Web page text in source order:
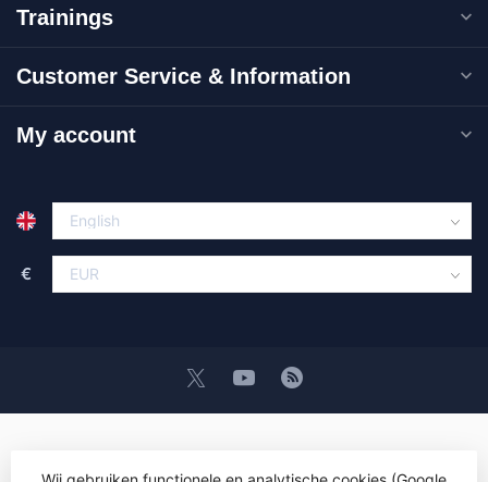
Trainings
Customer Service & Information
My account
€